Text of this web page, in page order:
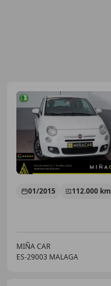
01/2015 112.000 km
MIÑA CAR
ES-29003 MALAGA